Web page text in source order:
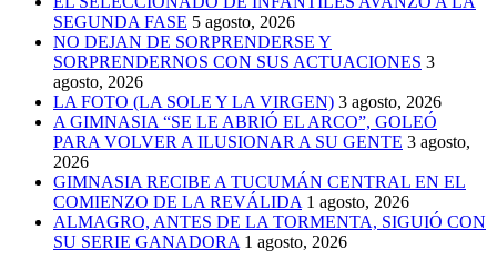
SEGUNDA FASE 5 agosto, 2026
NO DEJAN DE SORPRENDERSE Y
SORPRENDERNOS CON SUS ACTUACIONES 3
agosto, 2026
LA FOTO (LA SOLE Y LA VIRGEN) 3 agosto, 2026
A GIMNASIA “SE LE ABRIÓ EL ARCO”, GOLEÓ
PARA VOLVER A ILUSIONAR A SU GENTE 3 agosto,
2026
GIMNASIA RECIBE A TUCUMÁN CENTRAL EN EL
COMIENZO DE LA REVÁLIDA 1 agosto, 2026
ALMAGRO, ANTES DE LA TORMENTA, SIGUIÓ CON
SU SERIE GANADORA 1 agosto, 2026